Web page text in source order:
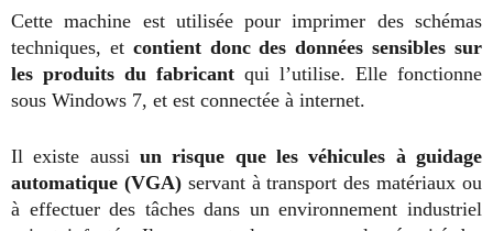
Cette machine est utilisée pour imprimer des schémas
techniques, et contient donc des données sensibles sur
les produits du fabricant qui l’utilise. Elle fonctionne
sous Windows 7, et est connectée à internet.
Il existe aussiun risque que les véhicules à guidage
automatique (VGA)servant à transport des matériaux ou
à effectuer des tâches dans un environnement industriel